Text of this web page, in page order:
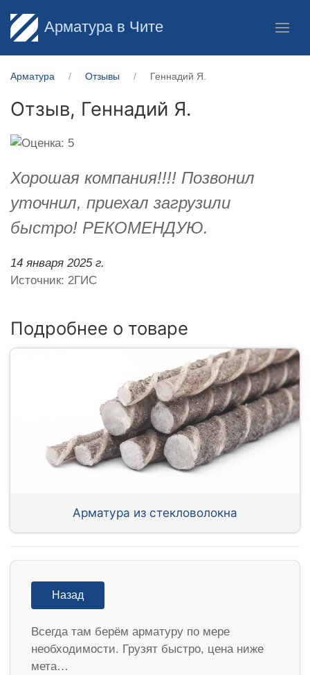
Арматура в Чите
Арматура Отзывы Геннадий Я.
Отзыв, Геннадий Я.
Хорошая компания!!!! Позвонил
уточнил, приехал загрузили
быстро! РЕКОМЕНДУЮ.
14 января 2025 г.
Источник: 2ГИС
Подробнее о товаре
Арматура из стекловолокна
Назад
Всегда там берём арматуру по мере
необходимости. Грузят быстро, цена ниже
мета…